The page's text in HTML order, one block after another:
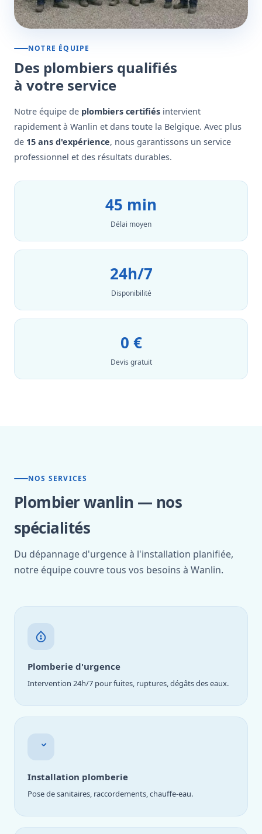
NOTRE ÉQUIPE
Des plombiers qualifiés
à votre service
Notre équipe de plombiers certifiés intervient
rapidement à Wanlin et dans toute la Belgique. Avec plus
de 15 ans d'expérience, nous garantissons un service
professionnel et des résultats durables.
45 min
Délai moyen
24h/7
Disponibilité
0 €
Devis gratuit
NOS SERVICES
Plombier wanlin — nos
spécialités
Du dépannage d'urgence à l'installation planifiée,
notre équipe couvre tous vos besoins à Wanlin.
Plomberie d'urgence
Intervention 24h/7 pour fuites, ruptures, dégâts des eaux.
Installation plomberie
Pose de sanitaires, raccordements, chauffe-eau.